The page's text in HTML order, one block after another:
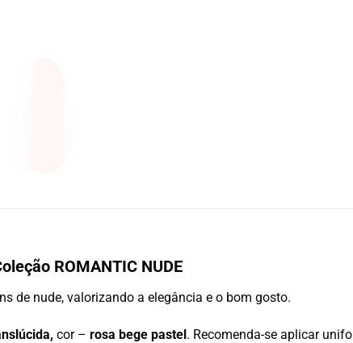
ROMANTIC NUDE
de nude, valorizando a elegância e o bom gosto.
cor – rosa bege pastel. Recomenda-se aplicar